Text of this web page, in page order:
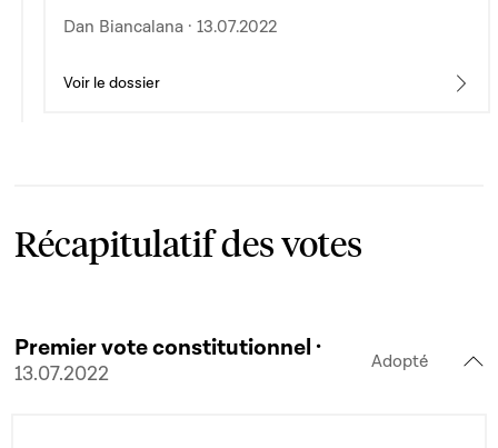
Dan Biancalana · 13.07.2022
Voir le dossier
Récapitulatif des votes
Premier vote constitutionnel ·
13.07.2022
Adopté